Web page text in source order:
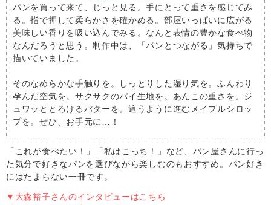
パンを買って来て、じっと見る。手にとって重さを感じてみ
る。指で押して柔らかさを確かめる。部屋いっぱいに広がる
美味しい香りを吸い込んでみる。なんと表情の豊かな食べ物
なんだろうと思う。制作中は、「パンとつながる」気持ちで
描いていました。
そのなめらかな手触りを。しっとりした湿り気を。ふんわり
孕んだ空気を。サクサクのパイ生地を。あんこの重さを。ジ
ュワッととろけるバターを。這うように進むメイプルシロッ
プを。ぜひ、お手元に…！
「これが食べたい！」「私はこっち！」など、パン屋さんに行っ
た気分で好きなパンを選びながら楽しむのもおすすめ。パン好き
にはたまらない一冊です。
▼大森裕子さんのインタビューはこちら